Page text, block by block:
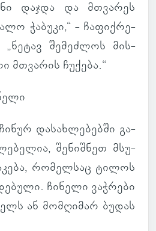
დაჯდა და მთვა­რეს
ჭა­ბუკი,“ - ჩა­ფიქ­რე­
შე­მეძ­ლოს მის­
მთვა­რის ჩუ­ქება.“
და­სახ­ლე­ბებში გა­
შე­ნიშ­ნეთ მსუ­
რო­მელ­საც ტილოს
ჩი­ნელი ვაჭ­რები
ან მომ­ღი­მარ ბუდას